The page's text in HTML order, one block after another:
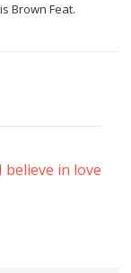
Brown Feat.
believe in love